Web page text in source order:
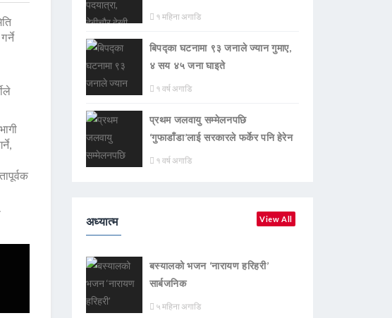
१ महिना अगाडि
बिपद्का घटनामा ९३ जनाले ज्यान गुमाए,
४ सय ४५ जना घाइते
१ वर्ष अगाडि
प्रथम जलवायु सम्मेलनपछि
‘गुफाडाँडा’लाई सरकारले फर्केर पनि हेरेन
१ वर्ष अगाडि
अध्यात्म View All
बस्यालको भजन ‘नारायण हरिहरी’
सार्बजनिक
५ महिना अगाडि